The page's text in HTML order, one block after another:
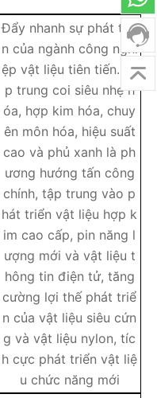
Đẩy nhanh sự phát triể
n của ngành công nghi
ệp vật liệu tiên tiến. Tậ
p trung coi siêu nhẹ h
óa, hợp kim hóa, chuy
ên môn hóa, hiệu suất
cao và phủ xanh là ph
ương hướng tấn công
chính, tập trung vào p
hát triển vật liệu hợp k
im cao cấp, pin năng l
ượng mới và vật liệu t
hông tin điện tử, tăng
cường lợi thế phát triể
n của vật liệu siêu cứn
g và vật liệu nylon, tíc
h cực phát triển vật liệ
u chức năng mới